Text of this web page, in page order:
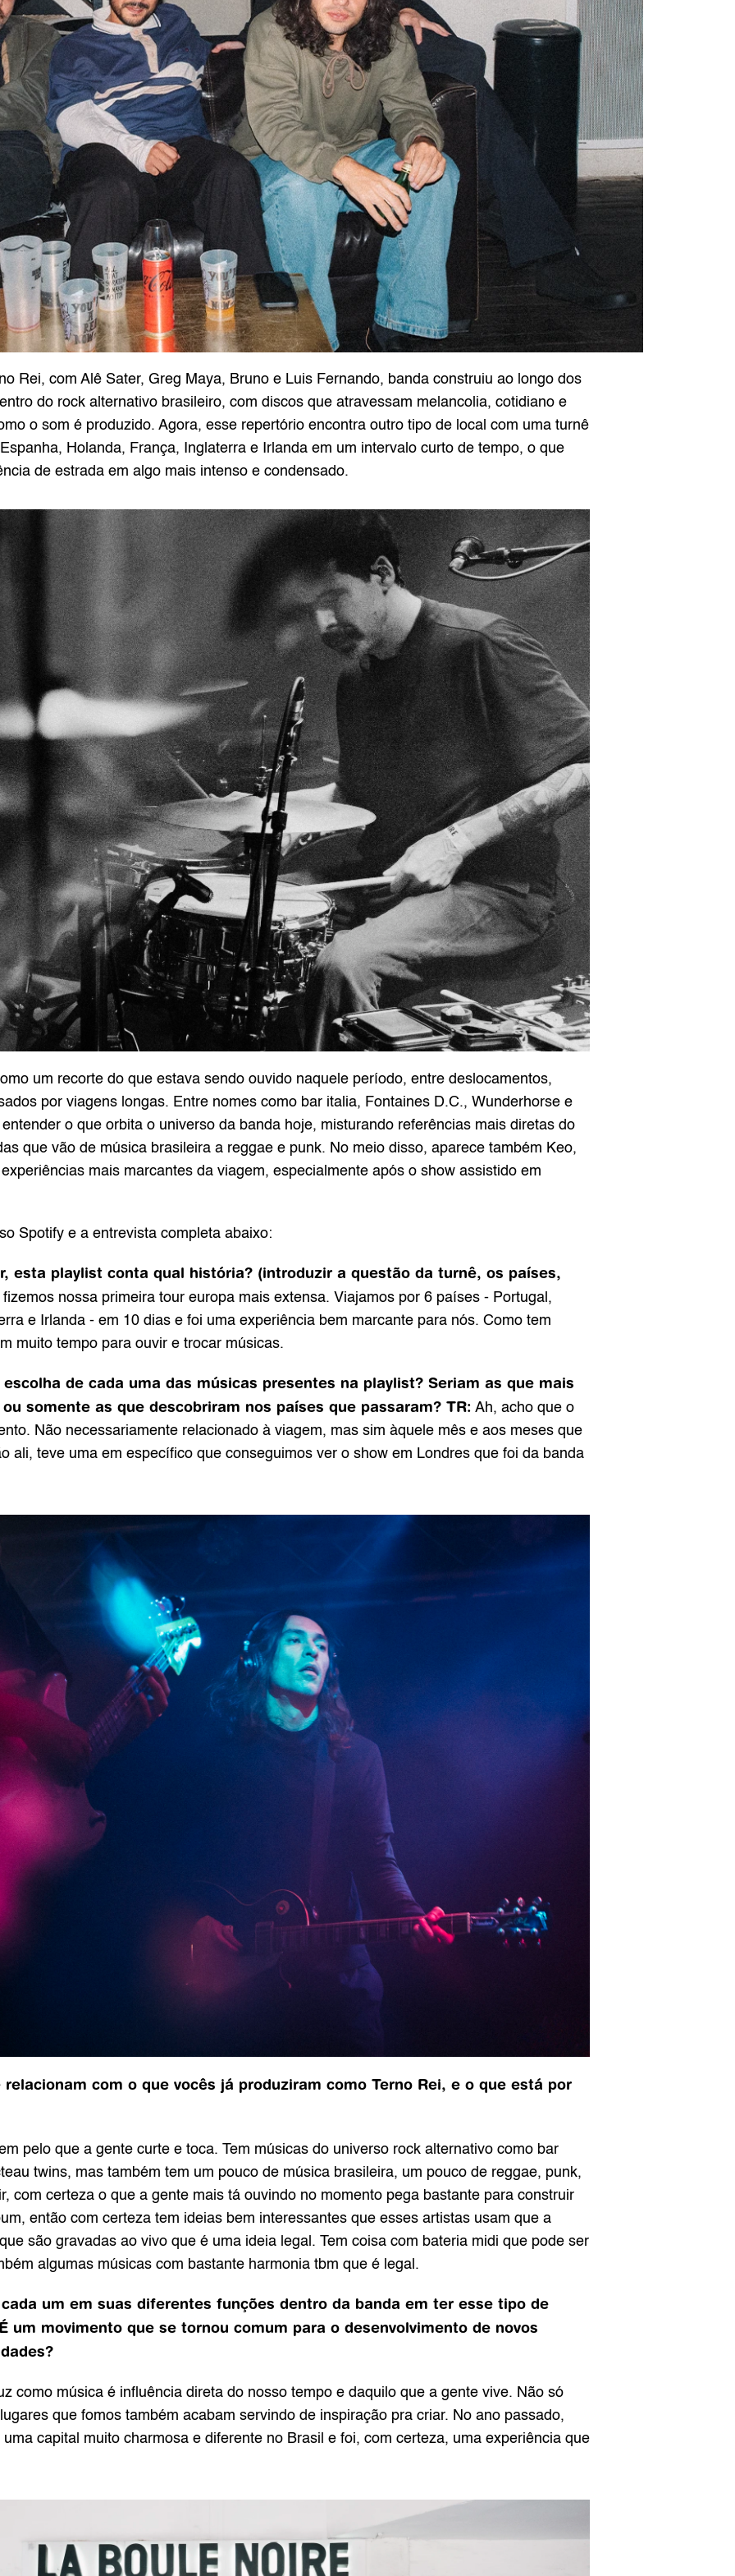
Rei, com Alê Sater, Greg Maya, Bruno e Luis Fernando, banda construiu ao longo dos
do rock alternativo brasileiro, com discos que atravessam melancolia, cotidiano e
o som é produzido. Agora, esse repertório encontra outro tipo de local com uma turnê
Holanda, França, Inglaterra e Irlanda em um intervalo curto de tempo, o que
de estrada em algo mais intenso e condensado.
um recorte do que estava sendo ouvido naquele período, entre deslocamentos,
por viagens longas. Entre nomes como bar italia, Fontaines D.C., Wunderhorse e
o que orbita o universo da banda hoje, misturando referências mais diretas do
que vão de música brasileira a reggae e punk. No meio disso, aparece também Keo,
mais marcantes da viagem, especialmente após o show assistido em
Spotify e a entrevista completa abaixo:
esta playlist conta qual história? (introduzir a questão da turnê, os países,
nossa primeira tour europa mais extensa. Viajamos por 6 países - Portugal,
e Irlanda - em 10 dias e foi uma experiência bem marcante para nós. Como tem
muito tempo para ouvir e trocar músicas.
de cada uma das músicas presentes na playlist? Seriam as que mais
somente as que descobriram nos países que passaram? TR: Ah, acho que o
Não necessariamente relacionado à viagem, mas sim àquele mês e aos meses que
ali, teve uma em específico que conseguimos ver o show em Londres que foi da banda
com o que vocês já produziram como Terno Rei, e o que está por
pelo que a gente curte e toca. Tem músicas do universo rock alternativo como bar
twins, mas também tem um pouco de música brasileira, um pouco de reggae, punk,
com certeza o que a gente mais tá ouvindo no momento pega bastante para construir
então com certeza tem ideias bem interessantes que esses artistas usam que a
são gravadas ao vivo que é uma ideia legal. Tem coisa com bateria midi que pode ser
algumas músicas com bastante harmonia tbm que é legal.
um em suas diferentes funções dentro da banda em ter esse tipo de
um movimento que se tornou comum para o desenvolvimento de novos
como música é influência direta do nosso tempo e daquilo que a gente vive. Não só
que fomos também acabam servindo de inspiração pra criar. No ano passado,
capital muito charmosa e diferente no Brasil e foi, com certeza, uma experiência que